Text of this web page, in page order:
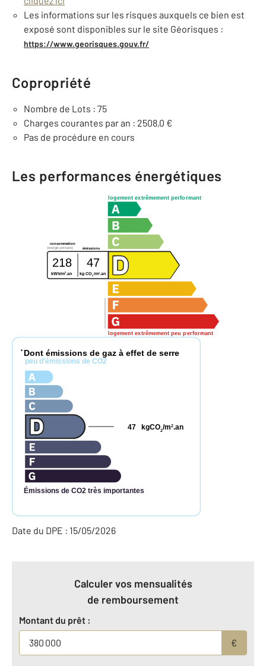
Les informations sur les risques auxquels ce bien est
exposé sont disponibles sur le site Géorisques :
https://www.georisques.gouv.fr/
Copropriété
Nombre de Lots : 75
Charges courantes par an : 2508,0 €
Pas de procédure en cours
Les performances énergétiques
logement extrêmement performant
logement extrêmement peu performant
consommation
émissions
(énergie primaire)
218 47
kWh/m2.an kg CO2 /m2 .an
* Dont émissions de gaz à effet de serre
peu d'émissions de CO2
Émissions de CO2 très importantes
kgCO2/m2.an
47
Date du DPE : 15/05/2026
Calculer vos mensualités
de remboursement
Montant du prêt :
€